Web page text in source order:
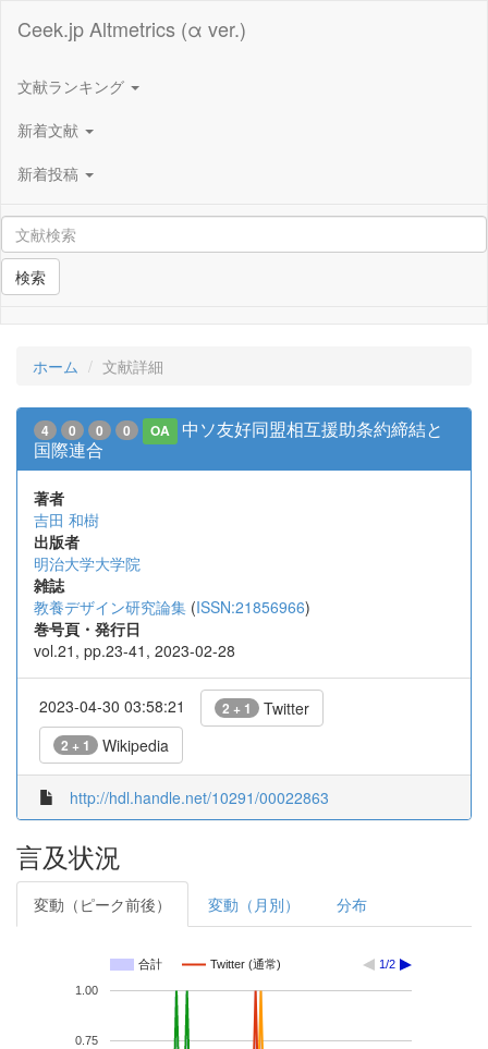
Ceek.jp Altmetrics (α ver.)
文献ランキング
新着文献
新着投稿
検索
ホーム 文献詳細
4 0 0 0 OA
中ソ友好同盟相互援助条約締結と
国際連合
著者
吉田 和樹
出版者
明治大学大学院
雑誌
教養デザイン研究論集 (ISSN:21856966)
巻号頁・発行日
vol.21, pp.23-41, 2023-02-28
2023-04-30 03:58:21 2 + 1 Twitter
2 + 1 Wikipedia
http://hdl.handle.net/10291/00022863
言及状況
変動（ピーク前後） 変動（月別） 分布
合計 Twitter (通常) 1/2
0.75
1.00